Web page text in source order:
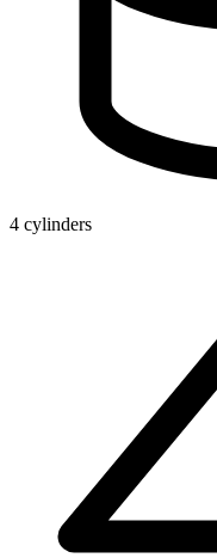
4 cylinders